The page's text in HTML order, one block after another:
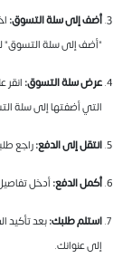
أضف إلى سلة التسوق:
"أضف إلى سلة التسوق"
عرض سلة التسوق:
التي أضفتها إلى سلة
انتقل إلى الدفع:راجع
أكمل الدفع:أدخل
استلم طلبك:بعد تأكيد
إلى عنوانك.